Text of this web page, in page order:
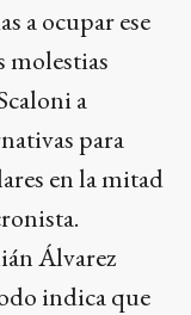
a ocupar ese
molestias
a
para
en la mitad
Álvarez
indica que